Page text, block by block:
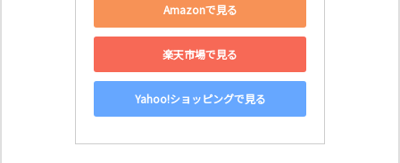
Amazonで見る
楽天市場で見る
Yahoo!ショッピングで見る